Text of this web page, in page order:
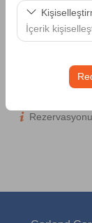
performansını
iyileştirmek için
Bu çerezler,
reklamlar
etkinliğini
İçerik
ve diğer
deneyiminizin